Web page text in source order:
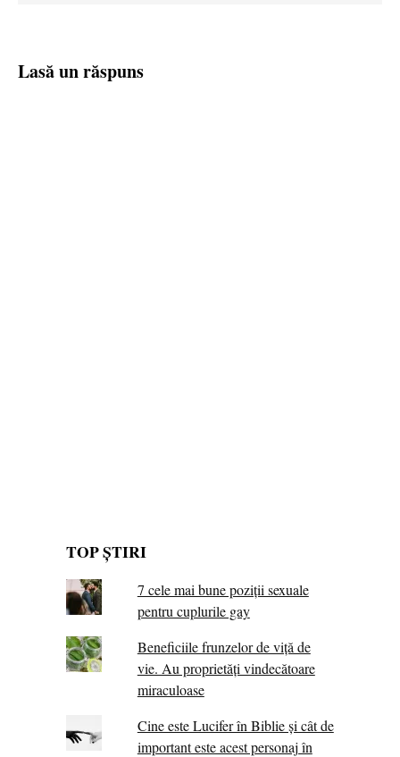
Lasă un răspuns
TOP ȘTIRI
7 cele mai bune poziții sexuale
pentru cuplurile gay
Beneficiile frunzelor de viță de
vie. Au proprietăţi vindecătoare
miraculoase
Cine este Lucifer în Biblie și cât de
important este acest personaj în